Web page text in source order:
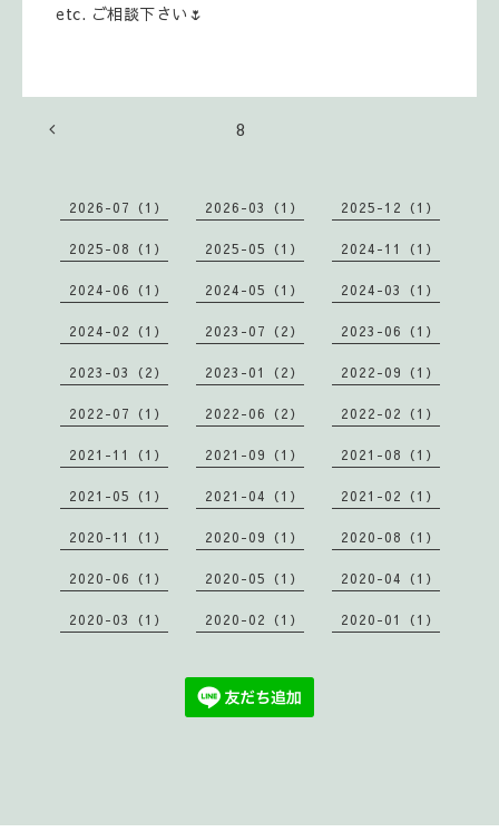
etc. ご相談下さい🌷
8
2026-07（1） 2026-03（1） 2025-12（1）
2025-08（1） 2025-05（1） 2024-11（1）
2024-06（1） 2024-05（1） 2024-03（1）
2024-02（1） 2023-07（2） 2023-06（1）
2023-03（2） 2023-01（2） 2022-09（1）
2022-07（1） 2022-06（2） 2022-02（1）
2021-11（1） 2021-09（1） 2021-08（1）
2021-05（1） 2021-04（1） 2021-02（1）
2020-11（1） 2020-09（1） 2020-08（1）
2020-06（1） 2020-05（1） 2020-04（1）
2020-03（1） 2020-02（1） 2020-01（1）